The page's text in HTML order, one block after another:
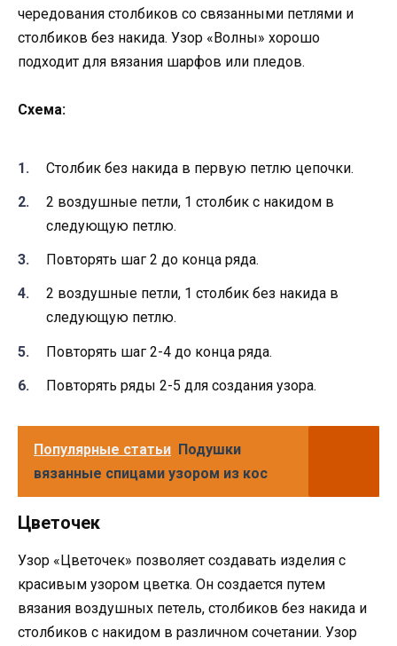
чередования столбиков со связанными петлями и
столбиков без накида. Узор «Волны» хорошо
подходит для вязания шарфов или пледов.
Схема:
Столбик без накида в первую петлю цепочки.
2 воздушные петли, 1 столбик с накидом в
следующую петлю.
Повторять шаг 2 до конца ряда.
2 воздушные петли, 1 столбик без накида в
следующую петлю.
Повторять шаг 2-4 до конца ряда.
Повторять ряды 2-5 для создания узора.
Популярные статьи Подушки
вязанные спицами узором из кос
Цветочек
Узор «Цветочек» позволяет создавать изделия с
красивым узором цветка. Он создается путем
вязания воздушных петель, столбиков без накида и
столбиков с накидом в различном сочетании. Узор